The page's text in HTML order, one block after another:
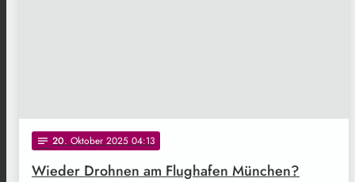
notes 20. Oktober 2025 04:13
Wieder Drohnen am Flughafen München?